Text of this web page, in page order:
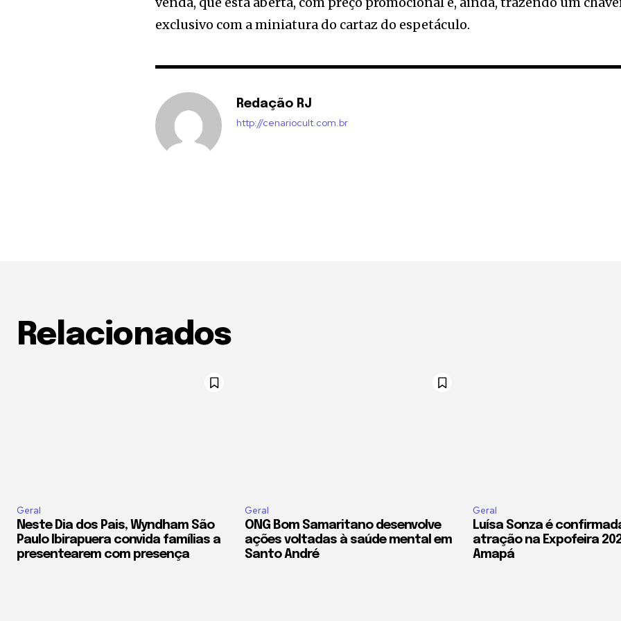
exclusivo com a miniatura do cartaz do espetáculo.
Redação RJ
http://cenariocult.com.br
Relacionados
Geral
Neste Dia dos Pais, Wyndham São
Paulo Ibirapuera convida famílias a
presentearem com presença
Geral
ONG Bom Samaritano desenvolve
ações voltadas à saúde mental em
Santo André
Geral
Luísa Sonza é
atração na Expofeira
Amapá